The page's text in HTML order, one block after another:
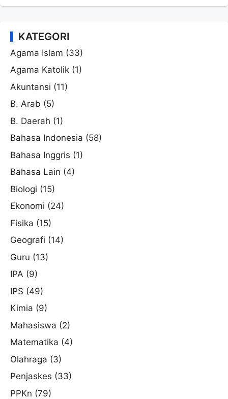
KATEGORI
Agama Islam (33)
Agama Katolik (1)
Akuntansi (11)
B. Arab (5)
B. Daerah (1)
Bahasa Indonesia (58)
Bahasa Inggris (1)
Bahasa Lain (4)
Biologi (15)
Ekonomi (24)
Fisika (15)
Geografi (14)
Guru (13)
IPA (9)
IPS (49)
Kimia (9)
Mahasiswa (2)
Matematika (4)
Olahraga (3)
Penjaskes (33)
PPKn (79)